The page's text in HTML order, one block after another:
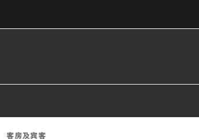
客房及宾客